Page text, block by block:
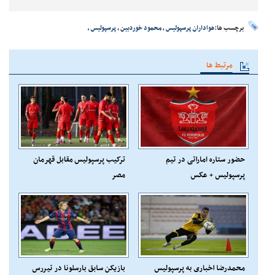
برچسب ها:هواداران پرسپولیس،محمود خوردبین،پرسپولیس،
مرتبط ها
حضور ستاره اماراتی در تیم
پرسپولیس + عکس
ترکیب پرسپولیس مقابل قهرمان
مصر
محمدرضا اخباری به پرسپولیس
بازیکن سابق بارسلونا در تیررس